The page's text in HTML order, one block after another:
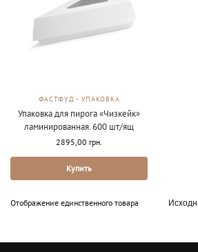
ФАСТФУД - УПАКОВКА
Упаковка для пирога «Чизкейк»
ламинированная. 600 шт/ящ
2895,00 грн.
Купить
Отображение единственного товара